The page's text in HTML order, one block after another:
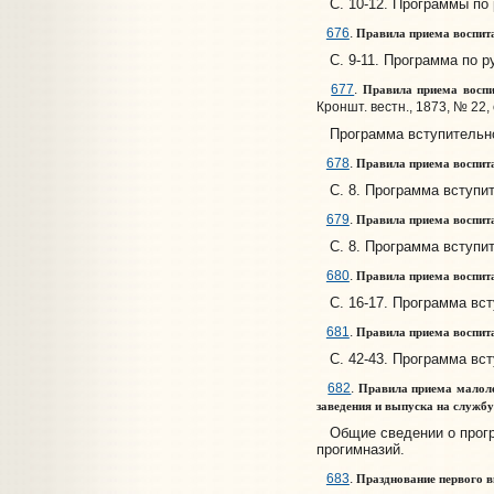
С. 10-12. Программы по
676 Правила приема
С. 9-11. Программа по
677 Правила приема
Кроншт. вестн., 1873, № 22,
Программа
678. Правила приема
С. 8. Программа
679. Правила приема
С. 8. Программа
680. Правила приема
С. 16-17. Программа
681 Правила приема
С. 42-43. Программа
682 Правила приема
заведения и выпуска на
Общие сведении о
прогимназий.
683. Празднование первого